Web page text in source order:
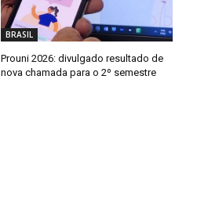
BRASIL
Prouni 2026: divulgado resultado de
nova chamada para o 2º semestre